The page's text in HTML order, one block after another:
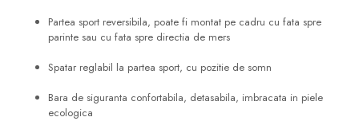
Partea sport reversibila, poate fi montat pe cadru cu fata spre
parinte sau cu fata spre directia de mers
Spatar reglabil la partea sport, cu pozitie de somn
Bara de siguranta confortabila, detasabila, imbracata in piele
ecologica